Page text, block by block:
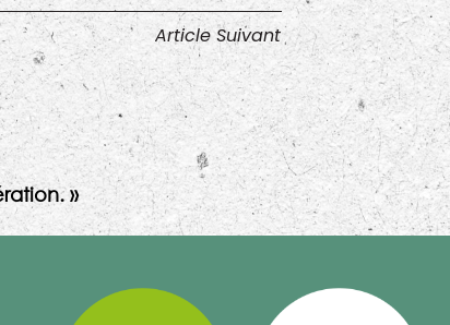
Article Suivant
»